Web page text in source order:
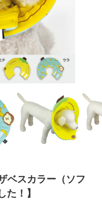
ベスカラー（ソフ
た！】